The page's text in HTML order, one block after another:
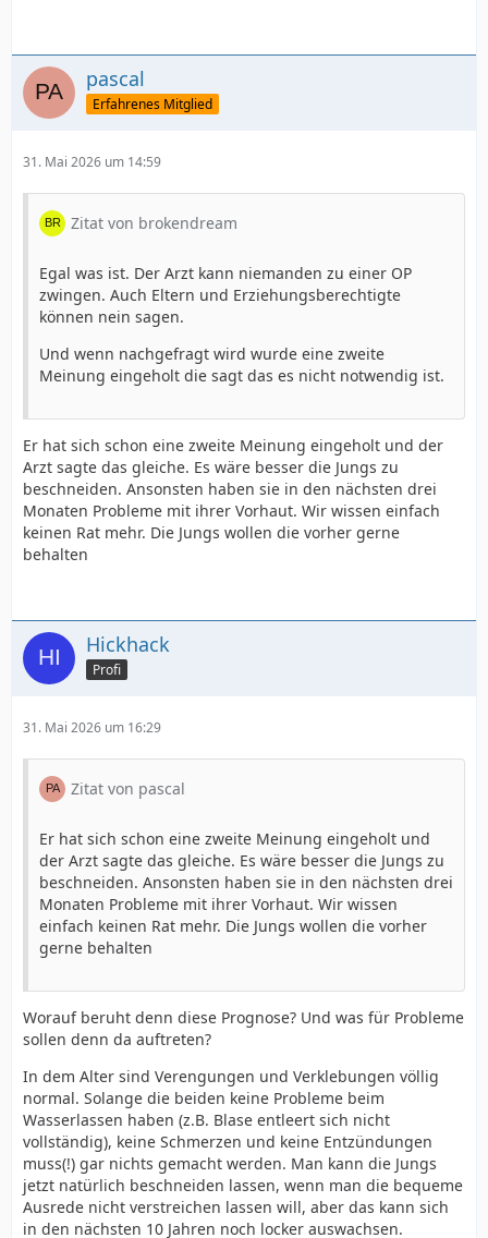
pascal
Erfahrenes Mitglied
31. Mai 2026 um 14:59
Zitat von brokendream
Egal was ist. Der Arzt kann niemanden zu einer OP
zwingen. Auch Eltern und Erziehungsberechtigte
können nein sagen.
Und wenn nachgefragt wird wurde eine zweite
Meinung eingeholt die sagt das es nicht notwendig ist.
Er hat sich schon eine zweite Meinung eingeholt und der
Arzt sagte das gleiche. Es wäre besser die Jungs zu
beschneiden. Ansonsten haben sie in den nächsten drei
Monaten Probleme mit ihrer Vorhaut. Wir wissen einfach
keinen Rat mehr. Die Jungs wollen die vorher gerne
behalten
Hickhack
Profi
31. Mai 2026 um 16:29
Zitat von pascal
Er hat sich schon eine zweite Meinung eingeholt und
der Arzt sagte das gleiche. Es wäre besser die Jungs zu
beschneiden. Ansonsten haben sie in den nächsten drei
Monaten Probleme mit ihrer Vorhaut. Wir wissen
einfach keinen Rat mehr. Die Jungs wollen die vorher
gerne behalten
Worauf beruht denn diese Prognose? Und was für Probleme
sollen denn da auftreten?
In dem Alter sind Verengungen und Verklebungen völlig
normal. Solange die beiden keine Probleme beim
Wasserlassen haben (z.B. Blase entleert sich nicht
vollständig), keine Schmerzen und keine Entzündungen
muss(!) gar nichts gemacht werden. Man kann die Jungs
jetzt natürlich beschneiden lassen, wenn man die bequeme
Ausrede nicht verstreichen lassen will, aber das kann sich
in den nächsten 10 Jahren noch locker auswachsen.